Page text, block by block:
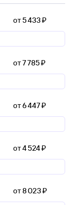
от 5 ⁠433 ⁠₽
от 7 ⁠785 ⁠₽
от 6 ⁠447 ⁠₽
от 4 ⁠524 ⁠₽
от 8 ⁠023 ⁠₽